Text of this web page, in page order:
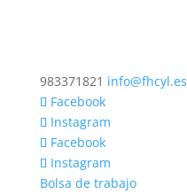
983371821 info@fhcyl.es
Facebook
Instagram
Facebook
Instagram
Bolsa de trabajo